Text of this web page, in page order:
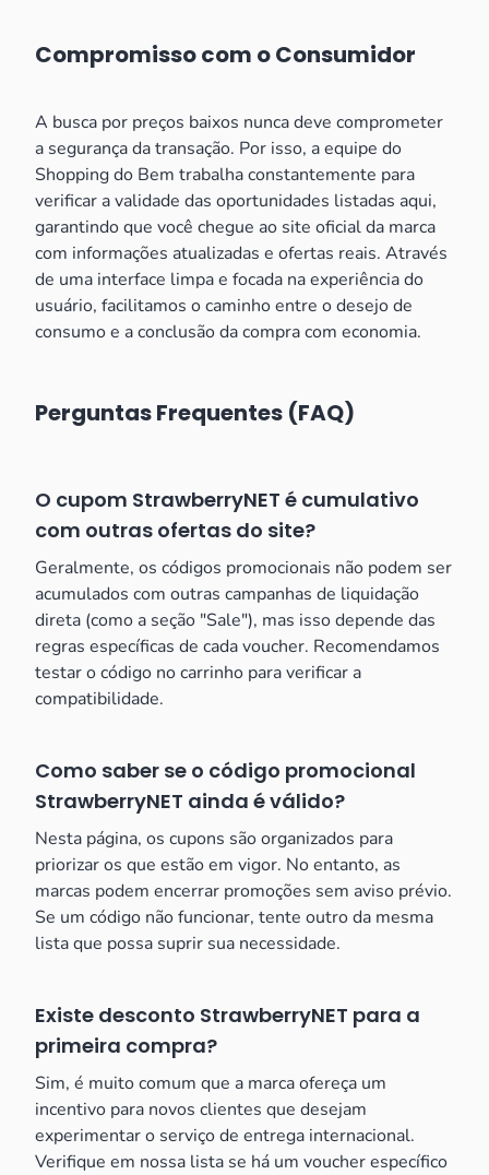
Compromisso com o Consumidor
A busca por preços baixos nunca deve comprometer
a segurança da transação. Por isso, a equipe do
Shopping do Bem trabalha constantemente para
verificar a validade das oportunidades listadas aqui,
garantindo que você chegue ao site oficial da marca
com informações atualizadas e ofertas reais. Através
de uma interface limpa e focada na experiência do
usuário, facilitamos o caminho entre o desejo de
consumo e a conclusão da compra com economia.
Perguntas Frequentes (FAQ)
O cupom StrawberryNET é cumulativo
com outras ofertas do site?
Geralmente, os códigos promocionais não podem ser
acumulados com outras campanhas de liquidação
direta (como a seção "Sale"), mas isso depende das
regras específicas de cada voucher. Recomendamos
testar o código no carrinho para verificar a
compatibilidade.
Como saber se o código promocional
StrawberryNET ainda é válido?
Nesta página, os cupons são organizados para
priorizar os que estão em vigor. No entanto, as
marcas podem encerrar promoções sem aviso prévio.
Se um código não funcionar, tente outro da mesma
lista que possa suprir sua necessidade.
Existe desconto StrawberryNET para a
primeira compra?
Sim, é muito comum que a marca ofereça um
incentivo para novos clientes que desejam
experimentar o serviço de entrega internacional.
Verifique em nossa lista se há um voucher específico